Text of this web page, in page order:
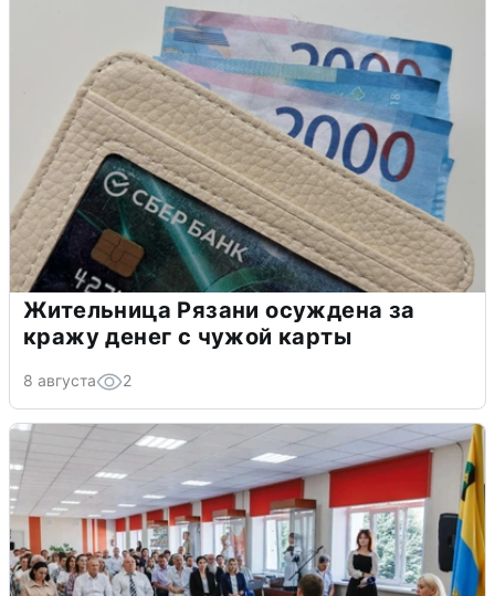
Жительница Рязани осуждена за
кражу денег с чужой карты
8 августа 2